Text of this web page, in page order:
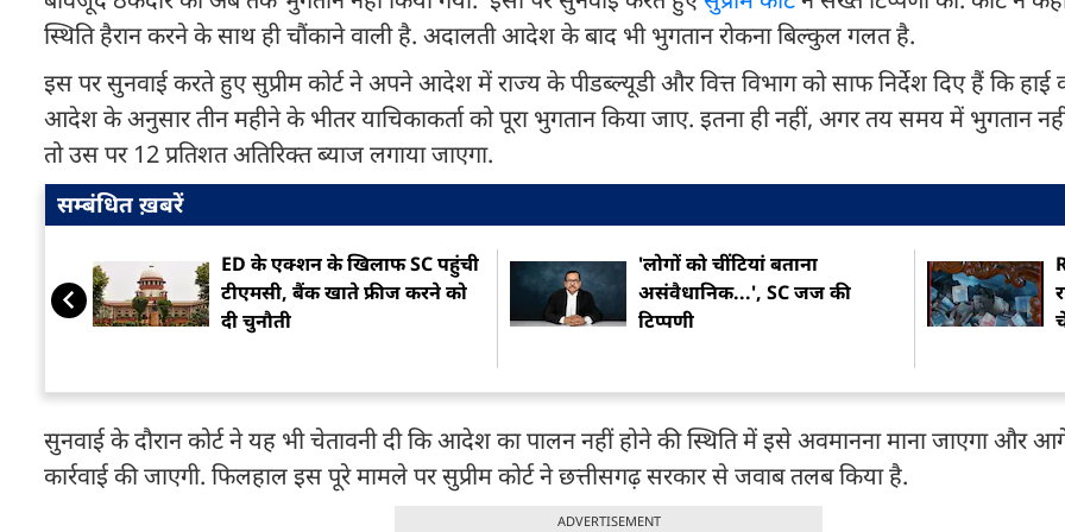
स्थिति हैरान करने के साथ ही चौंकाने वाली है. अदालती आदेश के बाद भी भुगतान रोकना बिल्कुल गलत है.
इस पर सुनवाई करते हुए सुप्रीम कोर्ट ने अपने आदेश में राज्य के पीडब्ल्यूडी और वित्त विभाग को साफ निर्देश दिए हैं कि हाई
आदेश के अनुसार तीन महीने के भीतर याचिकाकर्ता को पूरा भुगतान किया जाए. इतना ही नहीं, अगर तय समय में भुगतान
तो उस पर 12 प्रतिशत अतिरिक्त ब्याज लगाया जाएगा.
सम्बंधित ख़बरें
ED के एक्शन के खिलाफ SC पहुंची
टीएमसी, बैंक खाते फ्रीज करने को
दी चुनौती
'लोगों को चींटियां बताना
असंवैधानिक...', SC जज की
टिप्पणी
सुनवाई के दौरान कोर्ट ने यह भी चेतावनी दी कि आदेश का पालन नहीं होने की स्थिति में इसे अवमानना माना जाएगा और
कार्रवाई की जाएगी. फिलहाल इस पूरे मामले पर सुप्रीम कोर्ट ने छत्तीसगढ़ सरकार से जवाब तलब किया है.
ADVERTISEMENT